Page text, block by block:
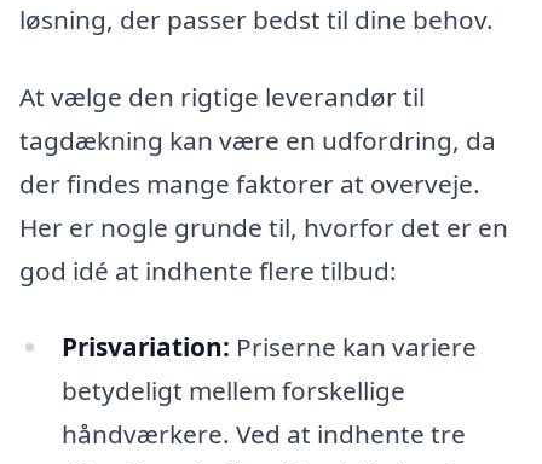
løsning, der passer bedst til dine behov.
At vælge den rigtige leverandør til
tagdækning kan være en udfordring, da
der findes mange faktorer at overveje.
Her er nogle grunde til, hvorfor det er en
god idé at indhente flere tilbud:
Prisvariation: Priserne kan variere
betydeligt mellem forskellige
håndværkere. Ved at indhente tre